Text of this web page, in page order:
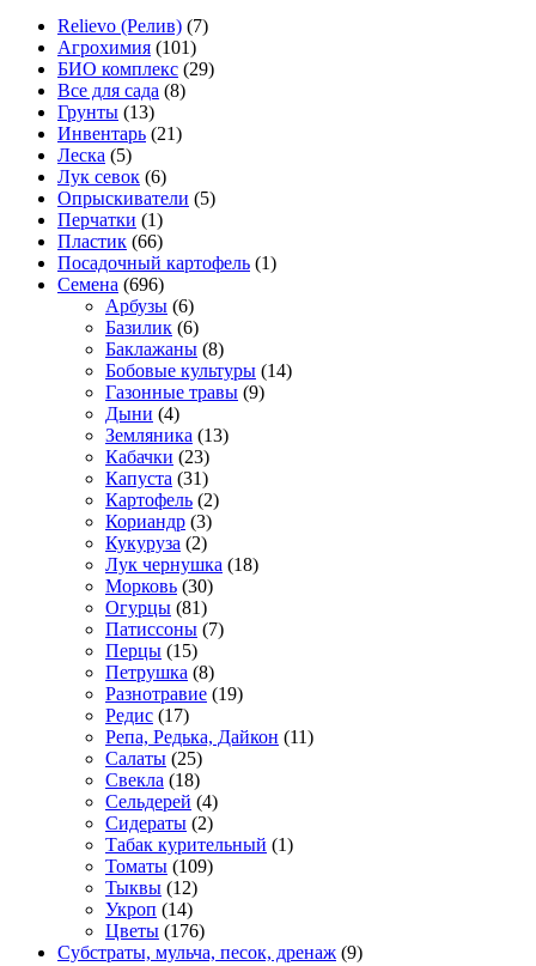
Relievo (Релив) (7)
Агрохимия (101)
БИО комплекс (29)
Все для сада (8)
Грунты (13)
Инвентарь (21)
Леска (5)
Лук севок (6)
Опрыскиватели (5)
Перчатки (1)
Пластик (66)
Посадочный картофель (1)
Семена (696)
Арбузы (6)
Базилик (6)
Баклажаны (8)
Бобовые культуры (14)
Газонные травы (9)
Дыни (4)
Земляника (13)
Кабачки (23)
Капуста (31)
Картофель (2)
Кориандр (3)
Кукуруза (2)
Лук чернушка (18)
Морковь (30)
Огурцы (81)
Патиссоны (7)
Перцы (15)
Петрушка (8)
Разнотравие (19)
Редис (17)
Репа, Редька, Дайкон (11)
Салаты (25)
Свекла (18)
Сельдерей (4)
Сидераты (2)
Табак курительный (1)
Томаты (109)
Тыквы (12)
Укроп (14)
Цветы (176)
Субстраты, мульча, песок, дренаж (9)